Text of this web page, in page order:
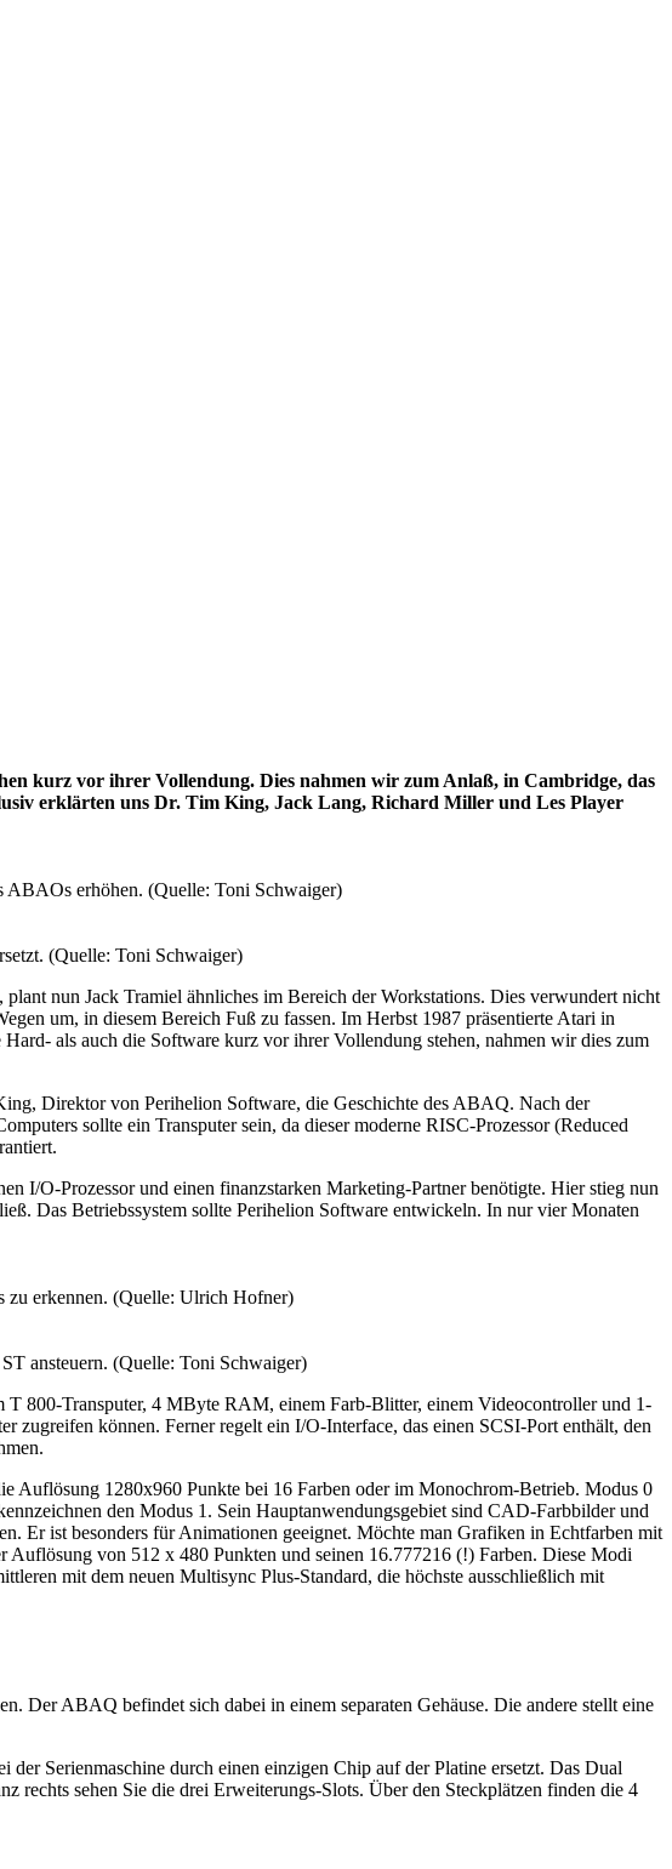
kurz vor ihrer Vollendung. Dies nahmen wir zum Anlaß, in Cambridge, das
erklärten uns Dr. Tim King, Jack Lang, Richard Miller und Les Player
ABAOs erhöhen. (Quelle: Toni Schwaiger)
(Quelle: Toni Schwaiger)
nun Jack Tramiel ähnliches im Bereich der Workstations. Dies verwundert nicht
um, in diesem Bereich Fuß zu fassen. Im Herbst 1987 präsentierte Atari in
als auch die Software kurz vor ihrer Vollendung stehen, nahmen wir dies zum
Direktor von Perihelion Software, die Geschichte des ABAQ. Nach der
sollte ein Transputer sein, da dieser moderne RISC-Prozessor (Reduced
I/O-Prozessor und einen finanzstarken Marketing-Partner benötigte. Hier stieg nun
Das Betriebssystem sollte Perihelion Software entwickeln. In nur vier Monaten
zu erkennen. (Quelle: Ulrich Hofner)
ansteuern. (Quelle: Toni Schwaiger)
T 800-Transputer, 4 MByte RAM, einem Farb-Blitter, einem Videocontroller und 1-
können. Ferner regelt ein I/O-Interface, das einen SCSI-Port enthält, den
Auflösung 1280x960 Punkte bei 16 Farben oder im Monochrom-Betrieb. Modus 0
den Modus 1. Sein Hauptanwendungsgebiet sind CAD-Farbbilder und
Er ist besonders für Animationen geeignet. Möchte man Grafiken in Echtfarben mit
von 512 x 480 Punkten und seinen 16.777216 (!) Farben. Diese Modi
mit dem neuen Multisync Plus-Standard, die höchste ausschließlich mit
Der ABAQ befindet sich dabei in einem separaten Gehäuse. Die andere stellt eine
Serienmaschine durch einen einzigen Chip auf der Platine ersetzt. Das Dual
rechts sehen Sie die drei Erweiterungs-Slots. Über den Steckplätzen finden die 4